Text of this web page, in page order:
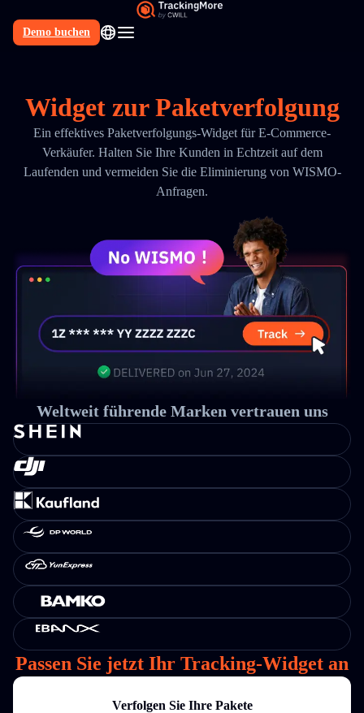
Demo buchen
Widget zur Paketverfolgung
Ein effektives Paketverfolgungs-Widget für E-Commerce-
Verkäufer. Halten Sie Ihre Kunden in Echtzeit auf dem
Laufenden und vermeiden Sie die Eliminierung von WISMO-
Anfragen.
Weltweit führende Marken vertrauen uns
Passen Sie jetzt Ihr Tracking-Widget an
Verfolgen Sie Ihre Pakete